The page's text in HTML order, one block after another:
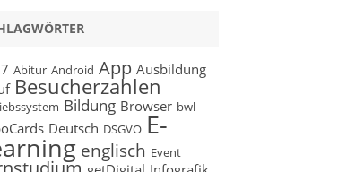
Abitur Android App Ausbildung
Besucherzahlen
Bildung Browser bwl
Deutsch DSGVO E-
englisch Event